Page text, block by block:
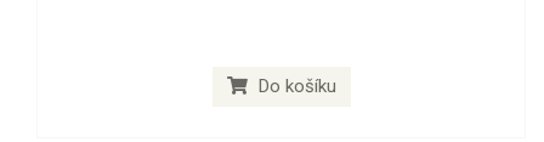
Do košíku